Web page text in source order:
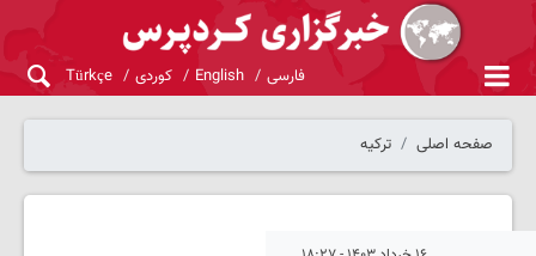
فارسی English کوردی Türkçe
صفحه اصلی ترکیه